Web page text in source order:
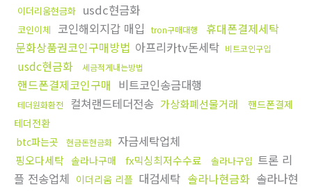
이더리움현금화 usdc현금화
코인이체 코인해외지갑 매입 tron구매대행
휴대폰결제세탁
문화상품권코인구매방법 아프리카tv돈세탁 비트코인구입
usdc현금화 세금적게내는방법
핸드폰결제코인구매 비트코인송금대행
테더원화환전 컬쳐랜드테더전송 가상화폐선물거래
핸드폰결제
테더전환
btc파는곳
현금돈현금화 자금세탁업체
핑오다세탁 솔라나구매 fx믹싱최저수수료 솔라나구입 트론 리
플 전송업체 이더리움 리플 대검세탁 솔라나현금화 솔라나현